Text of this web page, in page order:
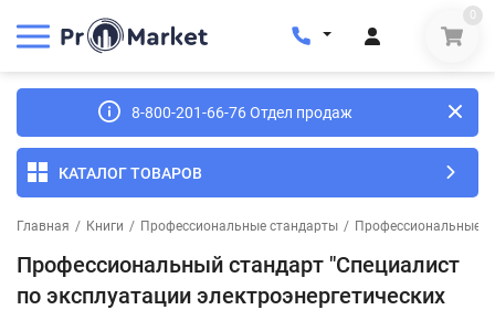
0
8-800-201-66-76 Отдел продаж
КАТАЛОГ ТОВАРОВ
Главная / Книги / Профессиональные стандарты / Профессиональные
Профессиональный стандарт "Специалист
по эксплуатации электроэнергетических